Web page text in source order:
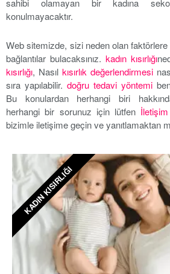
sahibi olamayan bir kadına
konulmayacaktır.
Web sitemizde, sizi neden olan
bağlantılar bulacaksınız. kadın kısırlığı
kısırlığı, Nasıl kısırlık değerlendirmesi
sıra yapılabilir. doğru tedavi yöntemi
Bu konulardan herhangi biri
herhangi bir sorunuz için lütfen
bizimle iletişime geçin ve yanıtlamaktan
KADIN KISIRLIĞI